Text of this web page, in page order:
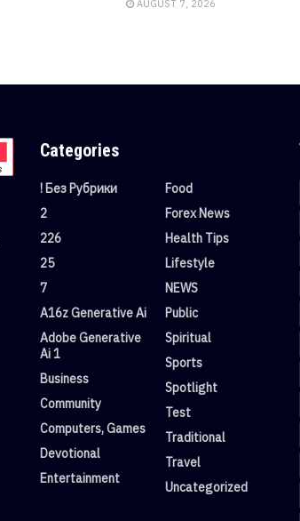
AUGUST 7, 2026
Categories
! Без Рубрики
2
226
25
7
A16z Generative Ai
Adobe Generative
Ai 1
Business
Community
Computers, Games
Devotional
Entertainment
Food
Forex News
Health Tips
Lifestyle
NEWS
Public
Spiritual
Sports
Spotlight
Test
Traditional
Travel
Uncategorized